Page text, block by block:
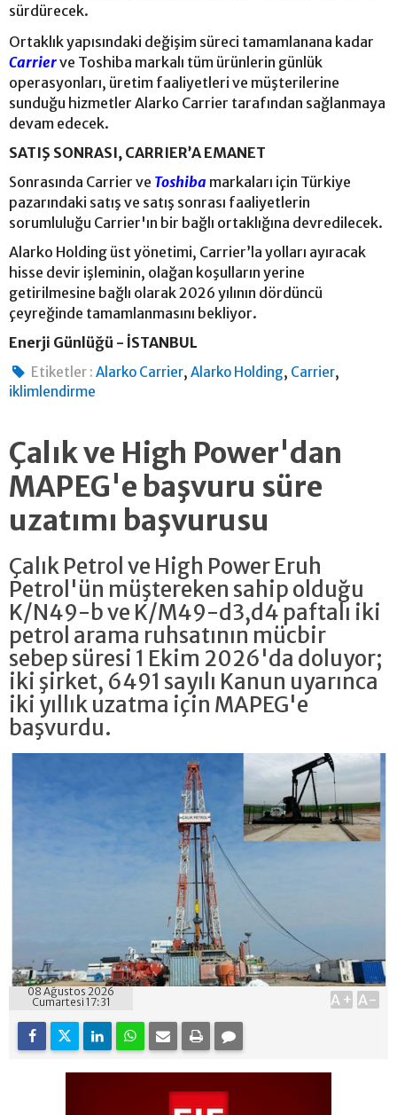
sürdürecek.
Ortaklık yapısındaki değişim süreci tamamlanana kadar
Carrierve Toshiba markalı tüm ürünlerin günlük
operasyonları, üretim faaliyetleri ve müşterilerine
sunduğu hizmetler Alarko Carrier tarafından sağlanmaya
devam edecek.
SATIŞ SONRASI, CARRIER’A EMANET
Sonrasında Carrier ve Toshiba markaları için Türkiye
pazarındaki satış ve satış sonrası faaliyetlerin
sorumluluğu Carrier'ın bir bağlı ortaklığına devredilecek.
Alarko Holding üst yönetimi, Carrier’la yolları ayıracak
hisse devir işleminin, olağan koşulların yerine
getirilmesine bağlı olarak 2026 yılının dördüncü
çeyreğinde tamamlanmasını bekliyor.
Enerji Günlüğü - İSTANBUL
Etiketler : Alarko Carrier,Alarko Holding, Carrier,
iklimlendirme
Çalık ve High Power'dan
MAPEG'e başvuru süre
uzatımı başvurusu
Çalık Petrol ve High Power Eruh
Petrol'ün müştereken sahip olduğu
K/N49-b ve K/M49-d3,d4 paftalı iki
petrol arama ruhsatının mücbir
sebep süresi 1 Ekim 2026'da doluyor;
iki şirket, 6491 sayılı Kanun uyarınca
iki yıllık uzatma için MAPEG'e
başvurdu.
08 Ağustos 2026
Cumartesi 17:31
A+ A-